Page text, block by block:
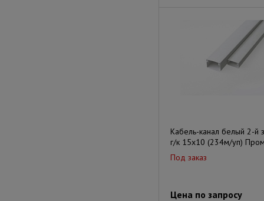
Кабель-канал белый 2-й
г/к 15х10 (234м/уп)
Под заказ
Цена по запросу